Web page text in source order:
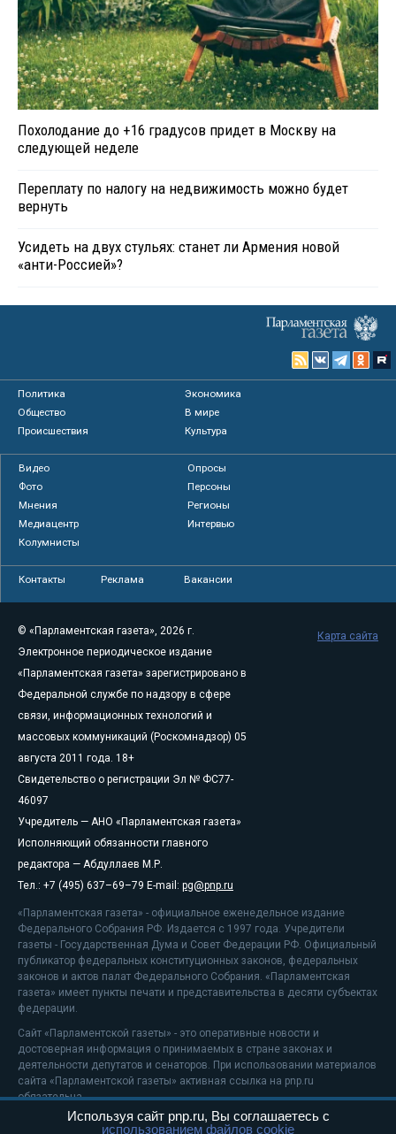
Похолодание до +16 градусов придет в Москву на
следующей неделе
Переплату по налогу на недвижимость можно будет
вернуть
Усидеть на двух стульях: станет ли Армения новой
«анти-Россией»?
Политика
Экономика
Общество
В мире
Происшествия
Культура
Видео
Опросы
Фото
Персоны
Мнения
Регионы
Медиацентр
Интервью
Колумнисты
Контакты Реклама Вакансии
© «Парламентская газета», 2026 г.
Электронное периодическое издание
«Парламентская газета» зарегистрировано в
Федеральной службе по надзору в сфере
связи, информационных технологий и
массовых коммуникаций (Роскомнадзор) 05
августа 2011 года. 18+
Свидетельство о регистрации Эл № ФС77-
46097
Учредитель — АНО «Парламентская газета»
Исполняющий обязанности главного
редактора — Абдуллаев М.Р.
Тел.: +7 (495) 637–69–79 E-mail: pg@pnp.ru
«Парламентская газета» - официальное еженедельное издание
Федерального Собрания РФ. Издается с 1997 года. Учредители
газеты - Государственная Дума и Совет Федерации РФ. Официальный
публикатор федеральных конституционных законов, федеральных
законов и актов палат Федерального Собрания. «Парламентская
газета» имеет пункты печати и представительства в десяти субъектах
федерации.
Сайт «Парламентской газеты» - это оперативные новости и
достоверная информация о принимаемых в стране законах и
деятельности депутатов и сенаторов. При использовании материалов
сайта «Парламентской газеты» активная ссылка на pnp.ru
обязательна.
На информационном ресурсе применяютсярекомендательные
Карта сайта
Используя сайт pnp.ru, Вы соглашаетесь с
использованием файлов cookie